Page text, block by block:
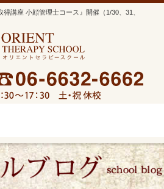
講座 小顔管理士コース』開催（1/30、31、